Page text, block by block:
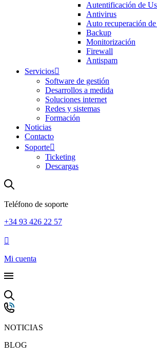
Autentificación de
Antivirus
Auto recuperación
Backup
Monitorización
Firewall
Antispam
Servicios
Software de gestión
Desarrollos a medida
Soluciones internet
Redes y sistemas
Formación
Noticias
Contacto
Soporte
Ticketing
Descargas
Teléfono de soporte
+34 93 426 22 57
Mi cuenta
NOTICIAS
BLOG